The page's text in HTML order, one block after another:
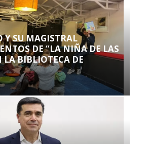
Y SU MAGISTRAL
DE “LA NIÑA DE LAS
LA BIBLIOTECA DE